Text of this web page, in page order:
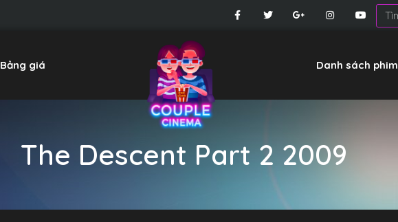
Bảng giá Danh sách phim
The Descent Part 2 2009